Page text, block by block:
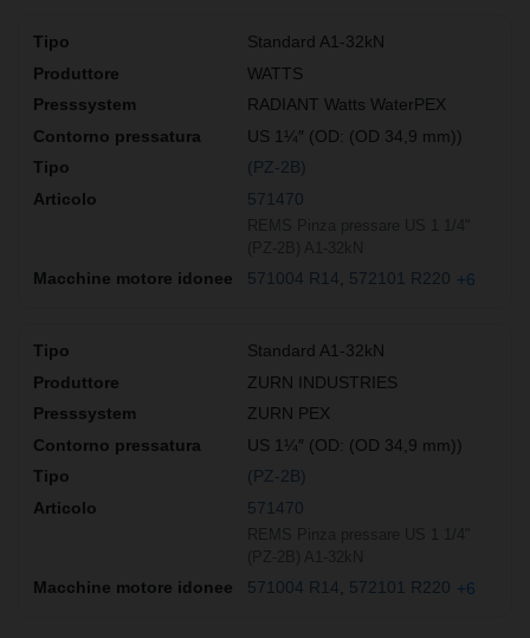
Standard A1-32kN
WATTS
RADIANT Watts WaterPEX
US 1¼″ (OD: (OD 34,9 mm))
(PZ-2B)
571470
571004 R14 572101 R220 +6
Standard A1-32kN
ZURN INDUSTRIES
ZURN PEX
US 1¼″ (OD: (OD 34,9 mm))
(PZ-2B)
571470
571004 R14 572101 R220 +6